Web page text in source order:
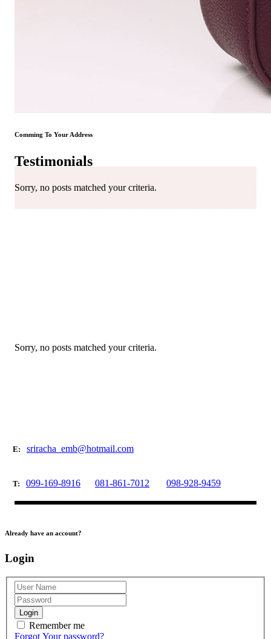
Comming To Your Address
Testimonials
Sorry, no posts matched your criteria.
Sorry, no posts matched your criteria.
E: sriracha_emb@hotmail.com
T: 099-169-8916 081-861-7012 098-928-9459
Already have an account?
Login
Login
Remember me
Forgot Your password?